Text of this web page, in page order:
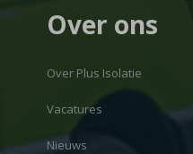
Over ons
Over Plus Isolatie
Vacatures
Nieuws